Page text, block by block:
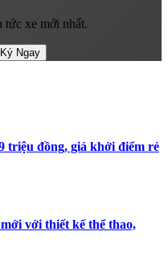
tức xe mới nhất.
Ngay
triệu đồng, giá khởi điểm rẻ
với thiết kế thể thao,